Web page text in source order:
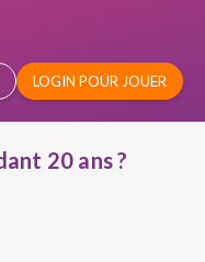
LOGIN POUR JOUER
20 ans ?